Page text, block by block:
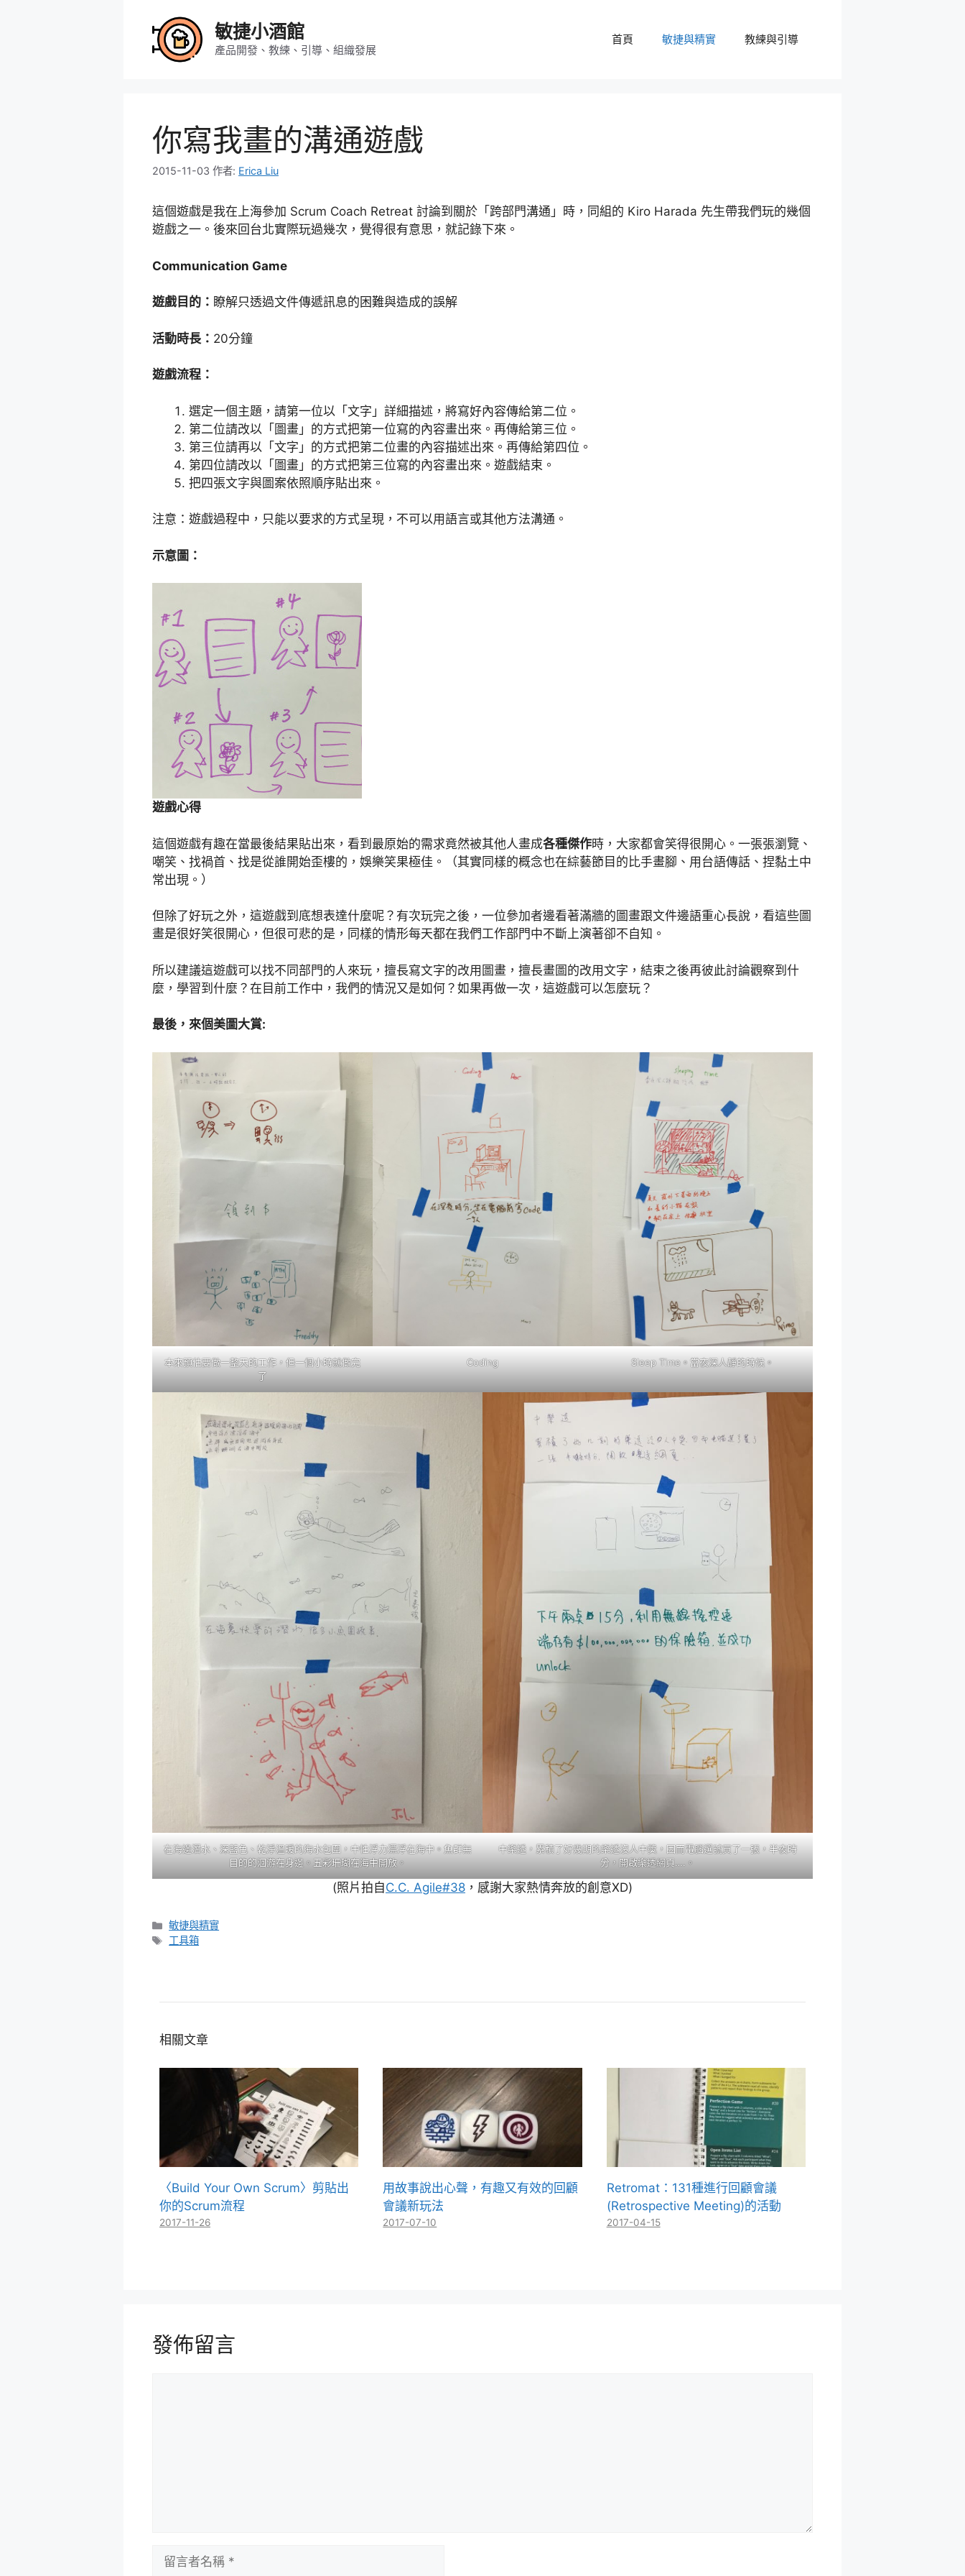
敏捷小酒館
產品開發、教練、引導、組織發展
首頁 敏捷與精實 教練與引導
你寫我畫的溝通遊戲
2015-11-03 作者: Erica Liu
這個遊戲是我在上海參加 Scrum Coach Retreat 討論到關於「跨部門溝通」時，同組的 Kiro Harada 先生帶我們玩的幾個
遊戲之一。後來回台北實際玩過幾次，覺得很有意思，就記錄下來。
Communication Game
遊戲目的： 瞭解只透過文件傳遞訊息的困難與造成的誤解
活動時長： 20分鐘
遊戲流程：
選定一個主題，請第一位以「文字」詳細描述，將寫好內容傳給第二位。
第二位請改以「圖畫」的方式把第一位寫的內容畫出來。再傳給第三位。
第三位請再以「文字」的方式把第二位畫的內容描述出來。再傳給第四位。
第四位請改以「圖畫」的方式把第三位寫的內容畫出來。遊戲結束。
把四張文字與圖案依照順序貼出來。
注意：遊戲過程中，只能以要求的方式呈現，不可以用語言或其他方法溝通。
示意圖：
遊戲心得
這個遊戲有趣在當最後結果貼出來，看到最原始的需求竟然被其他人畫成各種傑作時，大家都會笑得很開心。一張張瀏覽、
嘲笑、找禍首、找是從誰開始歪樓的，娛樂笑果極佳。（其實同樣的概念也在綜藝節目的比手畫腳、用台語傳話、捏黏土中
常出現。）
但除了好玩之外，這遊戲到底想表達什麼呢？有次玩完之後，一位參加者邊看著滿牆的圖畫跟文件邊語重心長說，看這些圖
畫是很好笑很開心，但很可悲的是，同樣的情形每天都在我們工作部門中不斷上演著卻不自知。
所以建議這遊戲可以找不同部門的人來玩，擅長寫文字的改用圖畫，擅長畫圖的改用文字，結束之後再彼此討論觀察到什
麼，學習到什麼？在目前工作中，我們的情況又是如何？如果再做一次，這遊戲可以怎麼玩？
最後，來個美圖大賞:
本來預估要做一整天的工作，但一個小時就做完
了
Coding Sleep Time。當夜深人靜的時候。
在海邊潛水、深藍色、乾淨溫暖的海水包圍，中性浮力漂浮在海中。魚群無
目的的洄游在身邊。五彩珊瑚在海中開放。
中樂透，累積了好幾期的樂透沒人中獎，因而電腦選號買了一張，半夜時
分，開啟樂透網頁….。
(照片拍自C.C. Agile#38 ，感謝大家熱情奔放的創意XD)
分
類
敏捷與精實
標
工具箱
相關文章
〈Build Your Own Scrum〉剪貼出
你的Scrum流程
2017-11-26
用故事說出心聲，有趣又有效的回顧
會議新玩法
2017-07-10
Retromat：131種進行回顧會議
(Retrospective Meeting)的活動
2017-04-15
發佈留言